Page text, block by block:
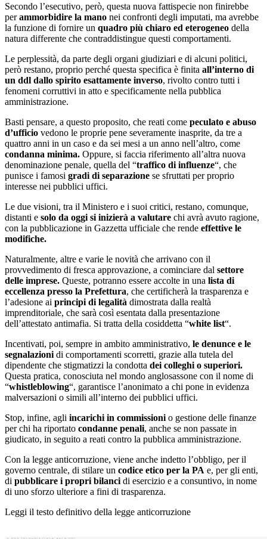
Secondo l’esecutivo, però, questa nuova fattispecie non finirebbe
perammorbidire la mano nei confronti degli imputati, ma avrebbe
la funzione di fornire un quadro più chiaro ed eterogeneo della
natura differente che contraddistingue questi comportamenti.
Le perplessità, da parte degli organi giudiziari e di alcuni politici,
però restano, proprio perché questa specifica è finita all’interno di
un ddl dallo spirito esattamente inverso, rivolto contro tutti i
fenomeni corruttivi in atto e specificamente nella pubblica
amministrazione.
Basti pensare, a questo proposito, che reati come peculato e abuso
d’ufficio vedono le proprie pene severamente inasprite, da tre a
quattro anni in un caso e da sei mesi a un anno nell’altro, come
condanna minima. Oppure, si faccia riferimento all’altra nuova
denominazione penale, quella del “traffico di influenze“, che
punisce i famosi gradi di separazione se sfruttati per proprio
interesse nei pubblici uffici.
Le due visioni, tra il Ministero e i suoi critici, restano, comunque,
distanti e solo da oggi si inizierà a valutare chi avrà avuto ragione,
con la pubblicazione in Gazzetta ufficiale che rende effettive le
modifiche.
Naturalmente, altre e varie le novità che arrivano con il
provvedimento di fresca approvazione, a cominciare dal settore
delle imprese. Queste, potranno essere accolte in una lista di
eccellenza presso la Prefettura, che certificherà la trasparenza e
l’adesione ai principi di legalità dimostrata dalla realtà
imprenditoriale, che sarà così esentata dalla presentazione
dell’attestato antimafia. Si tratta della cosiddetta “white list“.
Incentivati, poi, sempre in ambito amministrativo, le denunce e le
segnalazioni di comportamenti scorretti, grazie alla tutela del
dipendente che stigmatizzi la condotta dei colleghi o superiori.
Questa pratica, conosciuta nel mondo anglosassone con il nome di
“whistleblowing“, garantisce l’anonimato a chi pone in evidenza
malversazioni o simili all’interno dei pubblici uffici.
Stop, infine, agli incarichi in commissioni o gestione delle finanze
per chi ha riportato condanne penali, anche se non passate in
giudicato, in seguito a reati contro la pubblica amministrazione.
Con la legge anticorruzione, viene anche indetto l’obbligo, per il
governo centrale, di stilare un codice etico per la PA e, per gli enti,
di pubblicare i propri bilanci di esercizio e a consuntivo, in nome
di uno sforzo ulteriore a fini di trasparenza.
Leggi il testo definitivo della legge anticorruzione